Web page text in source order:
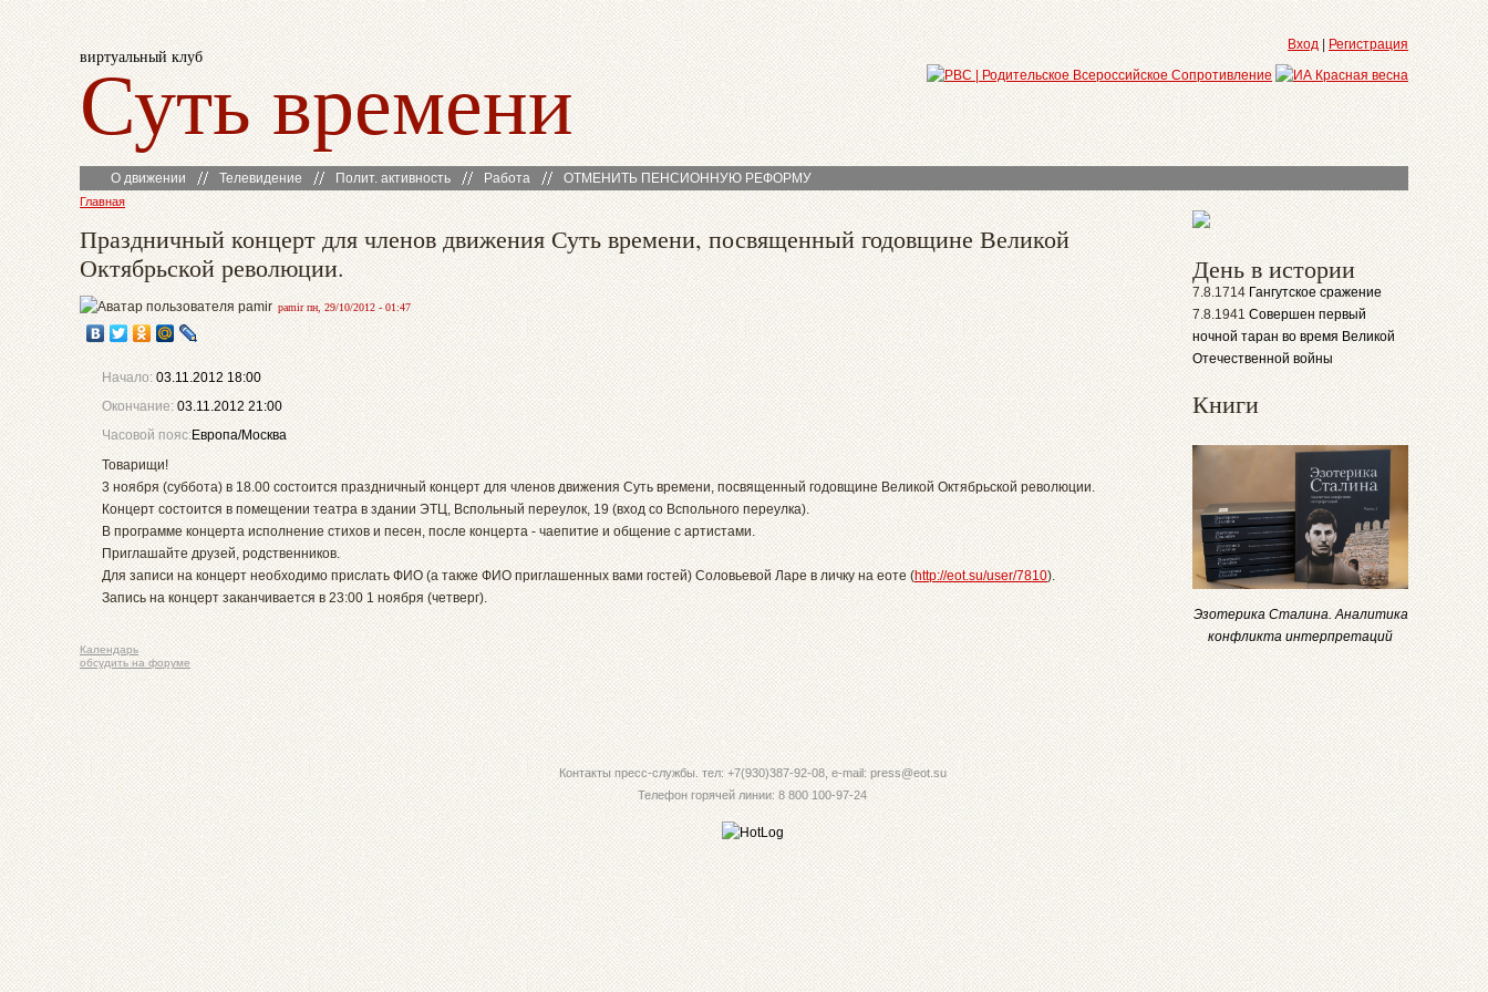
виртуальный клуб
Суть времени
Вход Регистрация
О движении Телевидение Полит. активность Работа ОТМЕНИТЬ ПЕНСИОННУЮ РЕФОРМУ
Главная
Праздничный концерт для членов движения Суть времени, посвященный годовщине Великой
Октябрьской революции.
pamir пн, 29/10/2012 - 01:47
Начало: 03.11.2012 18:00
Окончание: 03.11.2012 21:00
Часовой пояс:Европа/Москва
Товарищи!
3 ноября (суббота) в 18.00 состоится праздничный концерт для членов движения Суть времени, посвященный годовщине Великой Октябрьской революции.
Концерт состоится в помещении театра в здании ЭТЦ, Вспольный переулок, 19 (вход со Вспольного переулка).
В программе концерта исполнение стихов и песен, после концерта - чаепитие и общение с артистами.
Приглашайте друзей, родственников.
Для записи на концерт необходимо прислать ФИО (а также ФИО приглашенных вами гостей) Соловьевой Ларе в личку на еоте (http://eot.su/user/7810).
Запись на концерт заканчивается в 23:00 1 ноября (четверг).
Календарь
обсудить на форуме
Контакты пресс-службы. тел: +7(930)387-92-08, e-mail: press@eot.su
Телефон горячей линии: 8 800 100-97-24
День в истории
7.8.1714 Гангутское сражение
7.8.1941 Совершен первый
ночной таран во время Великой
Отечественной войны
Книги
Эзотерика Сталина. Аналитика
конфликта интерпретаций